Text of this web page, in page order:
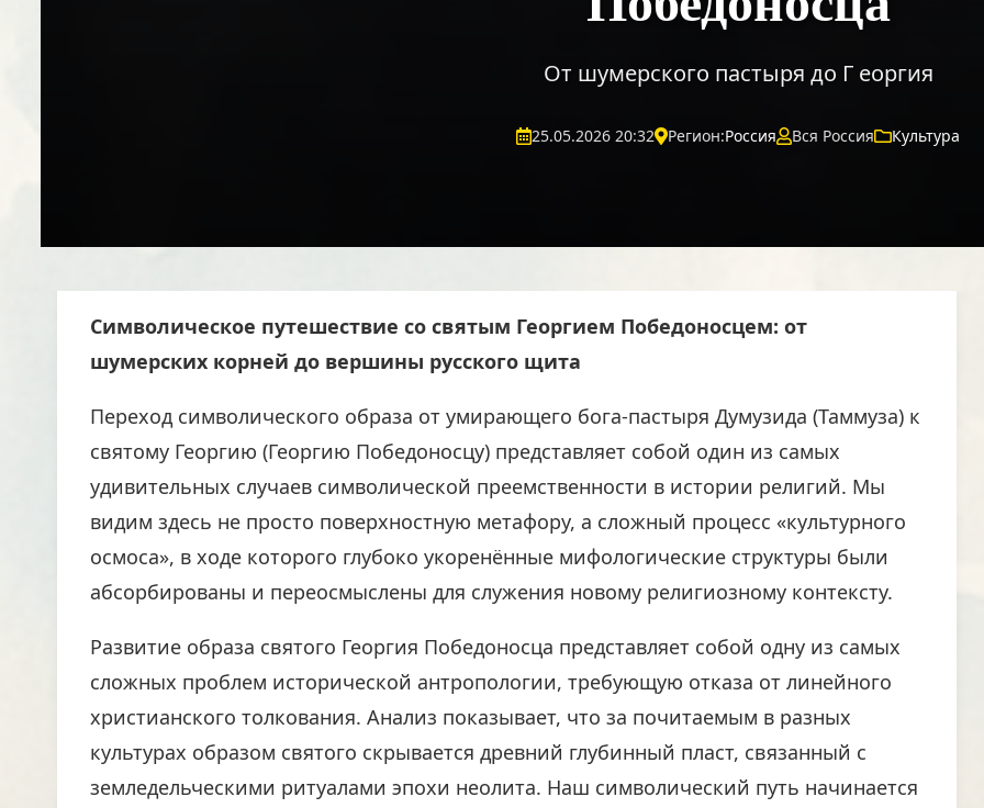
От шумерского пастыря до Г еоргия
25.05.2026 20:32 Регион:Россия Вся Россия Культура
Символическое путешествие со святым Георгием Победоносцем: от
шумерских корней до вершины русского щита
Переход символического образа от умирающего бога-пастыря Думузида (Таммуза) к
святому Георгию (Георгию Победоносцу) представляет собой один из самых
удивительных случаев символической преемственности в истории религий. Мы
видим здесь не просто поверхностную метафору, а сложный процесс «культурного
осмоса», в ходе которого глубоко укоренённые мифологические структуры были
абсорбированы и переосмыслены для служения новому религиозному контексту.
Развитие образа святого Георгия Победоносца представляет собой одну из самых
сложных проблем исторической антропологии, требующую отказа от линейного
христианского толкования. Анализ показывает, что за почитаемым в разных
культурах образом святого скрывается древний глубинный пласт, связанный с
земледельческими ритуалами эпохи неолита. Наш символический путь начинается